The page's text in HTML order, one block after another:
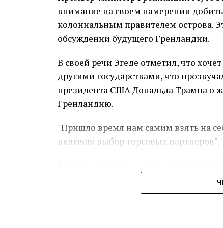
внимание на своем намерении
колониальным правителем острова.
обсуждении будущего Гренландии.
В своей речи Эгеде отметил, что
другими государствами, что
президента США Дональда Трампа о
Гренландию.
"Пришло время нам самим взять на
включая выбор торговых партнеров",
разоблачений неправомерных
кампанию по принудительному